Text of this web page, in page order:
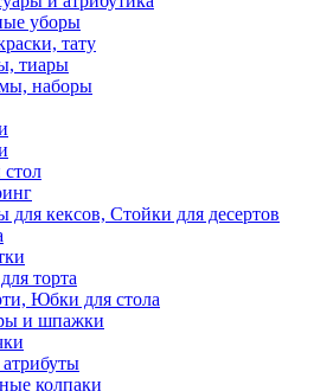
уборы
тату
тиары
наборы
для кексов, Стойки для десертов
торта
Юбки для стола
и шпажки
колпаки